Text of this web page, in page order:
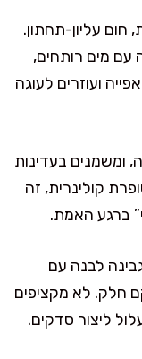
תנור ל-160 מעלות, חום עליון-תחתון.
עם מים רותחים,
ועוזרים לעוגה
ומשמנים בעדינות
קולינרית, זה
ברגע האמת.
לבנה עם
חלק. לא מקציפים
ליצור סדקים.